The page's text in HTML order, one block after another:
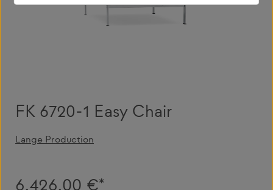
FK 6720-1 Easy Chair
Lange Production